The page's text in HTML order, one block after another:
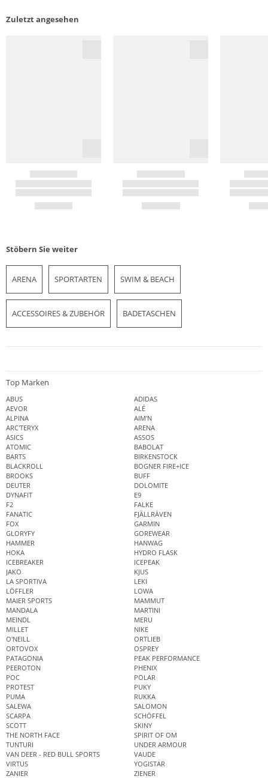
Zuletzt angesehen
Stöbern Sie weiter
ARENA SPORTARTEN SWIM & BEACH
ACCESSOIRES & ZUBEHÖR BADETASCHEN
Top Marken
ABUS
ADIDAS
AEVOR
ALÉ
ALPINA
AIM'N
ARC'TERYX
ARENA
ASICS
ASSOS
ATOMIC
BABOLAT
BARTS
BIRKENSTOCK
BLACKROLL
BOGNER FIRE+ICE
BROOKS
BUFF
DEUTER
DOLOMITE
DYNAFIT
E9
F2
FALKE
FANATIC
FJÄLLRÄVEN
FOX
GARMIN
GLORYFY
GOREWEAR
HAMMER
HANWAG
HOKA
HYDRO FLASK
ICEBREAKER
ICEPEAK
JAKO
KJUS
LA SPORTIVA
LEKI
LÖFFLER
LOWA
MAIER SPORTS
MAMMUT
MANDALA
MARTINI
MEINDL
MERU
MILLET
NIKE
O'NEILL
ORTLIEB
ORTOVOX
OSPREY
PATAGONIA
PEAK PERFORMANCE
PEEROTON
PHENIX
POC
POLAR
PROTEST
PUKY
PUMA
RUKKA
SALEWA
SALOMON
SCARPA
SCHÖFFEL
SCOTT
SKINY
THE NORTH FACE
SPIRIT OF OM
TUNTURI
UNDER ARMOUR
VAN DEER - RED BULL SPORTS
VAUDE
VIRTUS
YOGISTAR
ZANIER
ZIENER